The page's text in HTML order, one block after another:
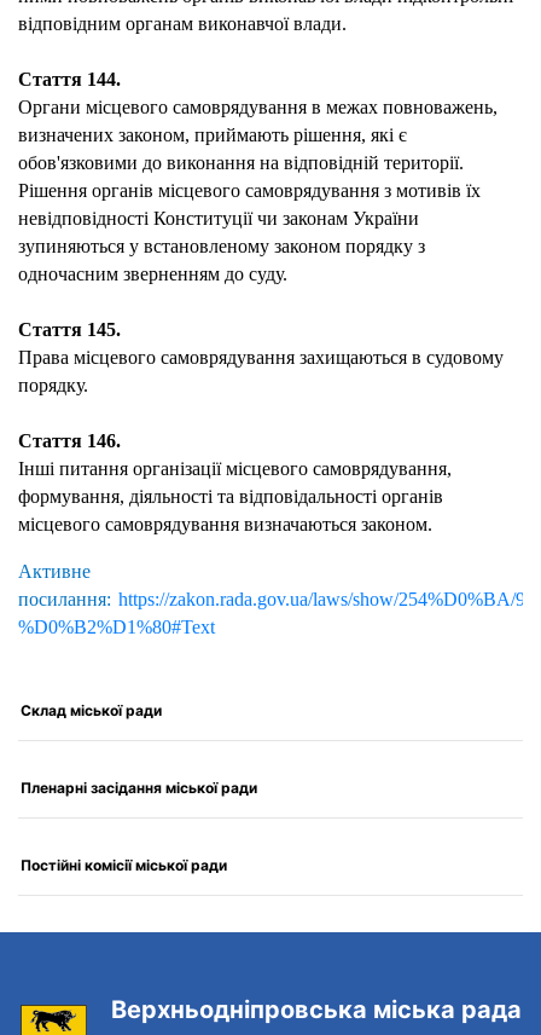
відповідним органам виконавчої влади.
Стаття 144.
Органи місцевого самоврядування в межах повноважень,
визначених законом, приймають рішення, які є
обов'язковими до виконання на відповідній території.
Рішення органів місцевого самоврядування з мотивів їх
невідповідності Конституції чи законам України
зупиняються у встановленому законом порядку з
одночасним зверненням до суду.
Стаття 145.
Права місцевого самоврядування захищаються в судовому
порядку.
Стаття 146.
Інші питання організації місцевого самоврядування,
формування, діяльності та відповідальності органів
місцевого самоврядування визначаються законом.
Активне
посилання: https://zakon.rada.gov.ua/laws/show/254%D0%BA/96-
%D0%B2%D1%80#Text
Склад міської ради
Пленарні засідання міської ради
Постійні комісії міської ради
Верхньодніпровська міська рада